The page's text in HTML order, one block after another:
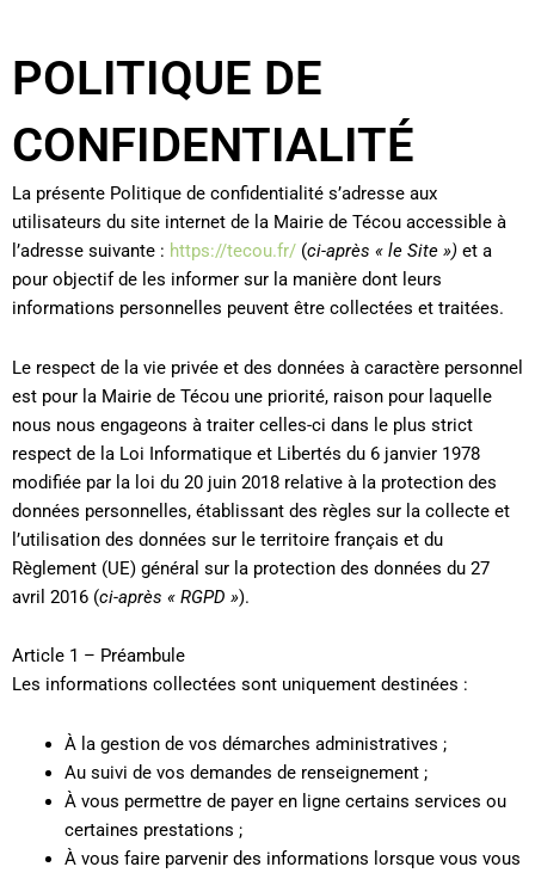
POLITIQUE DE
CONFIDENTIALITÉ
La présente Politique de confidentialité s’adresse aux
utilisateurs du site internet de la Mairie de Técou accessible à
l’adresse suivante : https://tecou.fr/ (ci-après « le Site ») et a
pour objectif de les informer sur la manière dont leurs
informations personnelles peuvent être collectées et traitées.
Le respect de la vie privée et des données à caractère personnel
est pour la Mairie de Técou une priorité, raison pour laquelle
nous nous engageons à traiter celles-ci dans le plus strict
respect de la Loi Informatique et Libertés du 6 janvier 1978
modifiée par la loi du 20 juin 2018 relative à la protection des
données personnelles, établissant des règles sur la collecte et
l’utilisation des données sur le territoire français et du
Règlement (UE) général sur la protection des données du 27
avril 2016 (ci-après « RGPD »).
Article 1 – Préambule
Les informations collectées sont uniquement destinées :
À la gestion de vos démarches administratives ;
Au suivi de vos demandes de renseignement ;
À vous permettre de payer en ligne certains services ou
certaines prestations ;
À vous faire parvenir des informations lorsque vous vous